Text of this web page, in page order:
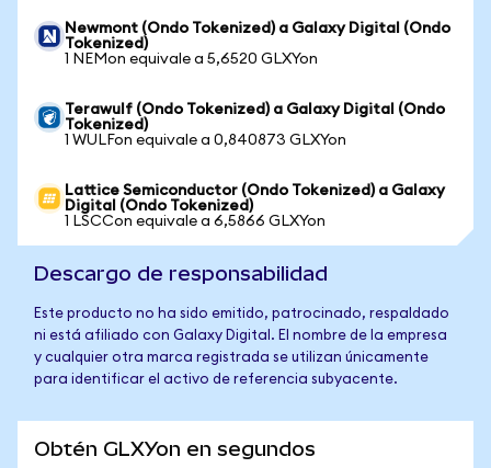
Newmont (Ondo Tokenized) a Galaxy Digital (Ondo
Tokenized)
1 NEMon equivale a 5,6520 GLXYon
Terawulf (Ondo Tokenized) a Galaxy Digital (Ondo
Tokenized)
1 WULFon equivale a 0,840873 GLXYon
Lattice Semiconductor (Ondo Tokenized) a Galaxy
Digital (Ondo Tokenized)
1 LSCCon equivale a 6,5866 GLXYon
Descargo de responsabilidad
Este producto no ha sido emitido, patrocinado, respaldado
ni está afiliado con Galaxy Digital. El nombre de la empresa
y cualquier otra marca registrada se utilizan únicamente
para identificar el activo de referencia subyacente.
Obtén GLXYon en segundos